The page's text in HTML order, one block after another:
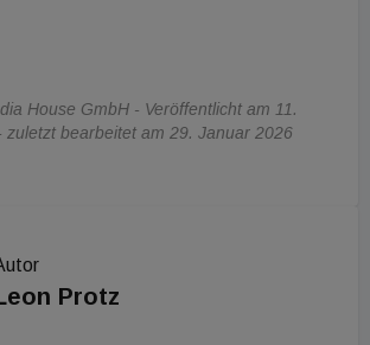
House GmbH - Veröffentlicht am 11.
zuletzt bearbeitet am 29. Januar 2026
Protz